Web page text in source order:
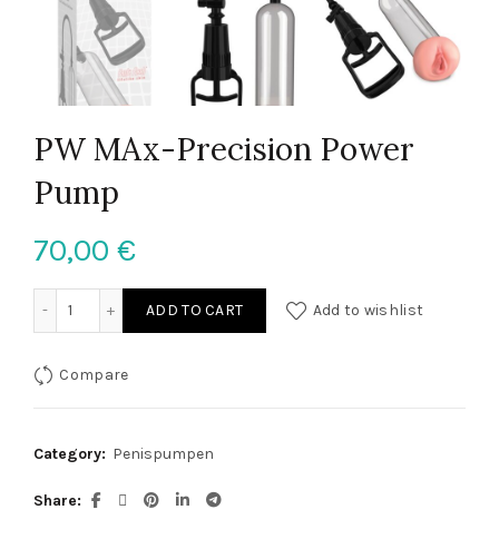
PW MAx-Precision Power
Pump
70,00 €
PW MAx-Precision Power Pump quantity
ADD TO CART Add to wishlist
Compare
Category: Penispumpen
Share